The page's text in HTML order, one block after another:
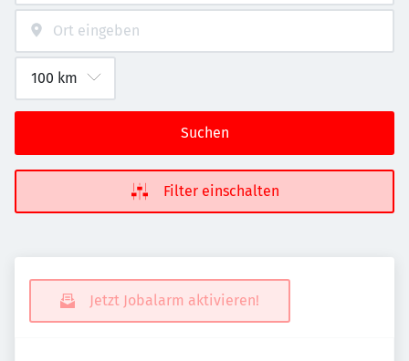
Suchen
Filter einschalten
Jetzt Jobalarm aktivieren!